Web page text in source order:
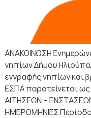
ΑΝΑΚΟΙΝΩΣΗ
νηπίων Δήμου
εγγραφής νηπίων και
ΕΣΠΑ παρατείνεται
ΑΙΤΗΣΕΩΝ –
ΗΜΕΡΟΜΗΝΙΕΣ